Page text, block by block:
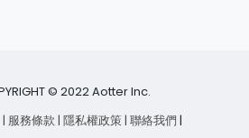
© 2022 Aotter Inc.
| 服務條款| 隱私權政策| 聯絡我們 |